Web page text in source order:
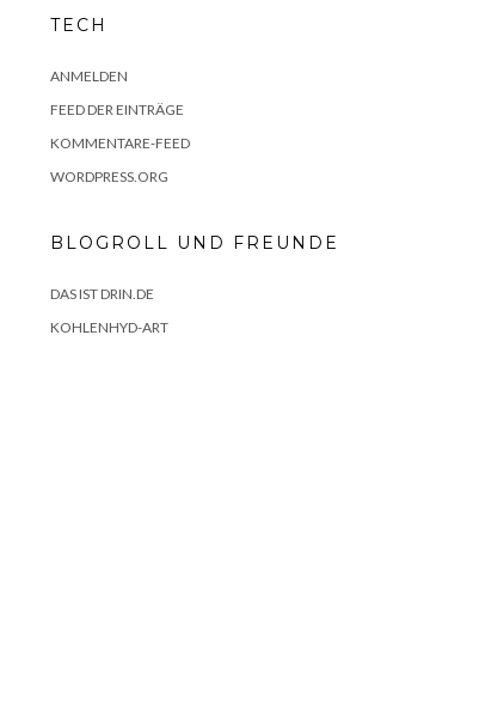
TECH
ANMELDEN
FEED DER EINTRÄGE
KOMMENTARE-FEED
WORDPRESS.ORG
BLOGROLL UND FREUNDE
DAS IST DRIN.DE
KOHLENHYD-ART